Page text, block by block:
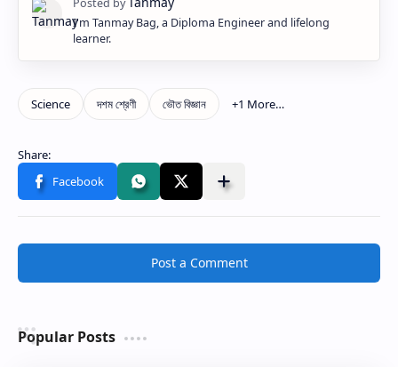
I'm Tanmay Bag, a Diploma Engineer and lifelong
learner.
Post a Comment
Popular Posts